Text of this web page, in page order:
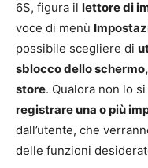
6S, figura il lettore di
voce di menù
possibile scegliere di
sblocco dello schermo,
store. Qualora non lo
registrare una o più
dall’utente, che
delle funzioni